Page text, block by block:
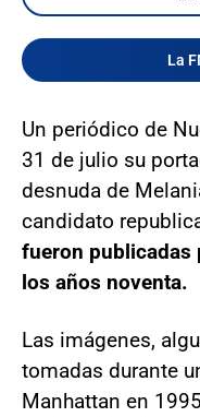
La
Un periódico de
31 de julio su
desnuda de
candidato
fueron publicadas
los años noventa.
Las imágenes,
tomadas durante
Manhattan en